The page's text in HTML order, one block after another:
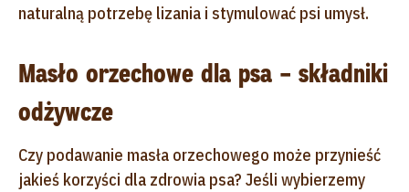
naturalną potrzebę lizania i stymulować psi umysł.
Masło orzechowe dla psa – składniki
odżywcze
Czy podawanie masła orzechowego może przynieść
jakieś korzyści dla zdrowia psa? Jeśli wybierzemy